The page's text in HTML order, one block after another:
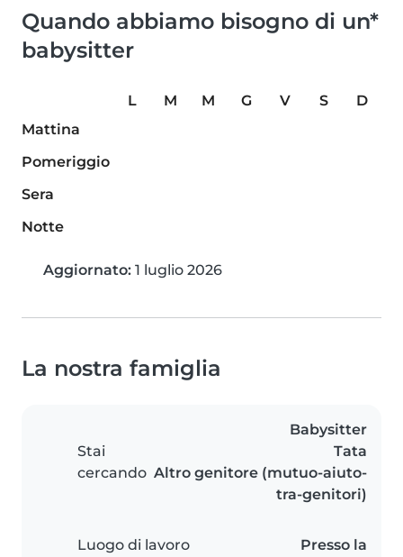
Quando abbiamo bisogno di un*
babysitter
L M M G V S
D
Mattina
Pomeriggio
Sera
Notte
Aggiornato: 1 luglio 2026
La nostra famiglia
Stai
cercando
Babysitter
Tata
Altro genitore (mutuo-aiuto-
tra-genitori)
Luogo di lavoro
Presso la